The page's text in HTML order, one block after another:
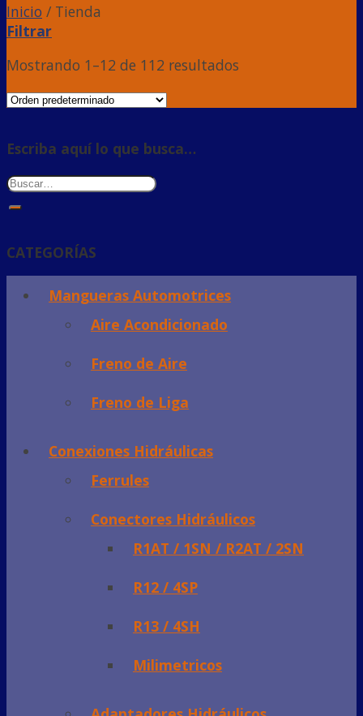
Inicio / Tienda
Filtrar
Mostrando 1–12 de 112 resultados
Escriba aquí lo que busca…
CATEGORÍAS
Mangueras Automotrices
Aire Acondicionado
Freno de Aire
Freno de Liga
Conexiones Hidráulicas
Ferrules
Conectores Hidráulicos
R1AT / 1SN / R2AT / 2SN
R12 / 4SP
R13 / 4SH
Milimetricos